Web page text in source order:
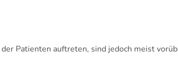
Patienten auftreten, sind jedoch meist